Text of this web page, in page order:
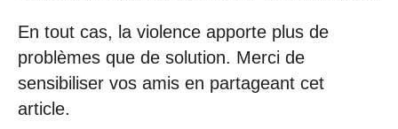
En tout cas, la violence apporte plus de
problèmes que de solution. Merci de
sensibiliser vos amis en partageant cet
article.